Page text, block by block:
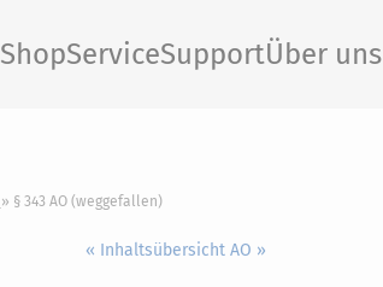
ShopServiceSupportÜber uns
§ 343 AO (weggefallen)
« Inhaltsübersicht AO »